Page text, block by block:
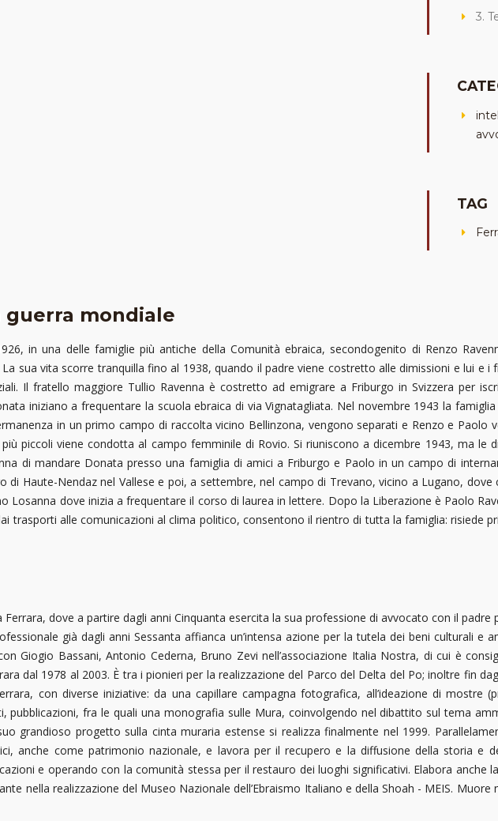
3.
TAG
guerra mondiale
in una delle famiglie più antiche della Comunità ebraica, secondogenito di Renzo
sua vita scorre tranquilla fino al 1938, quando il padre viene costretto alle dimissioni e lui e i
Il fratello maggiore Tullio Ravenna è costretto ad emigrare a Friburgo in Svizzera per
iniziano a frequentare la scuola ebraica di via Vignatagliata. Nel novembre 1943 la famiglia
in un primo campo di raccolta vicino Bellinzona, vengono separati e Renzo e Paolo
piccoli viene condotta al campo femminile di Rovio. Si riuniscono a dicembre 1943, ma le
di mandare Donata presso una famiglia di amici a Friburgo e Paolo in un campo di
di Haute-Nendaz nel Vallese e poi, a settembre, nel campo di Trevano, vicino a Lugano, dove
Losanna dove inizia a frequentare il corso di laurea in lettere. Dopo la Liberazione è Paolo
trasporti alle comunicazioni al clima politico, consentono il rientro di tutta la famiglia: risiede
dove a partire dagli anni Cinquanta esercita la sua professione di avvocato con il padre
già dagli anni Sessanta affianca un’intensa azione per la tutela dei beni culturali e
Giogio Bassani, Antonio Cederna, Bruno Zevi nell’associazione Italia Nostra, di cui è
dal 1978 al 2003. È tra i pionieri per la realizzazione del Parco del Delta del Po; inoltre fin
con diverse iniziative: da una capillare campagna fotografica, all’ideazione di mostre
pubblicazioni, fra le quali una monografia sulle Mura, coinvolgendo nel dibattito sul tema
grandioso progetto sulla cinta muraria estense si realizza finalmente nel 1999.
anche come patrimonio nazionale, e lavora per il recupero e la diffusione della storia e
e operando con la comunità stessa per il restauro dei luoghi significativi. Elabora anche
nella realizzazione del Museo Nazionale dell’Ebraismo Italiano e della Shoah - MEIS. Muore